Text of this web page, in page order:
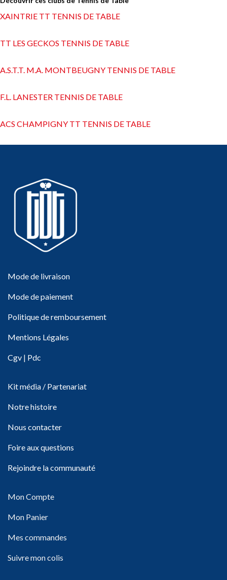
XAINTRIE TT TENNIS DE TABLE
TT LES GECKOS TENNIS DE TABLE
A.S.T.T. M.A. MONTBEUGNY TENNIS DE TABLE
F.L. LANESTER TENNIS DE TABLE
ACS CHAMPIGNY TT TENNIS DE TABLE
Mode de livraison
Mode de paiement
Politique de remboursement
Mentions Légales
Cgv | Pdc
Kit média / Partenariat
Notre histoire
Nous contacter
Foire aux questions
Rejoindre la communauté
Mon Compte
Mon Panier
Mes commandes
Suivre mon colis